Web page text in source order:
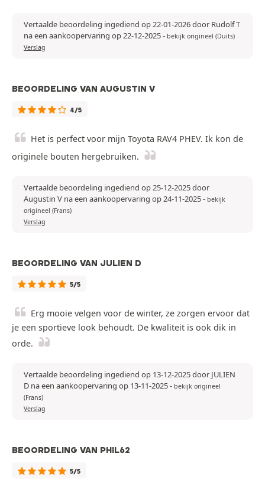
Vertaalde beoordeling ingediend op 22-01-2026 door Rudolf T
na een aankoopervaring op 22-12-2025- bekijk origineel (Duits)
Verslag
BEOORDELING VAN AUGUSTIN V
4/5
Het is perfect voor mijn Toyota RAV4 PHEV. Ik kon de
originele bouten hergebruiken.
Vertaalde beoordeling ingediend op 25-12-2025 door
Augustin V na een aankoopervaring op 24-11-2025- bekijk
origineel (Frans)
Verslag
BEOORDELING VAN JULIEN D
5/5
Erg mooie velgen voor de winter, ze zorgen ervoor dat
je een sportieve look behoudt. De kwaliteit is ook dik in
orde.
Vertaalde beoordeling ingediend op 13-12-2025 door JULIEN
D na een aankoopervaring op 13-11-2025- bekijk origineel
(Frans)
Verslag
BEOORDELING VAN PHIL62
5/5